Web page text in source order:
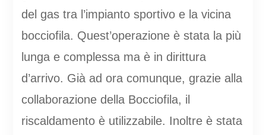
del gas tra l’impianto sportivo e la vicina
bocciofila. Quest’operazione è stata la più
lunga e complessa ma è in dirittura
d’arrivo. Già ad ora comunque, grazie alla
collaborazione della Bocciofila, il
riscaldamento è utilizzabile. Inoltre è stata